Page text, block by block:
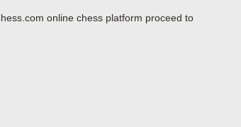
online chess platform proceed to